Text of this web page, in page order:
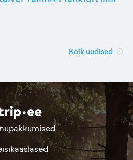
Kõik uudised